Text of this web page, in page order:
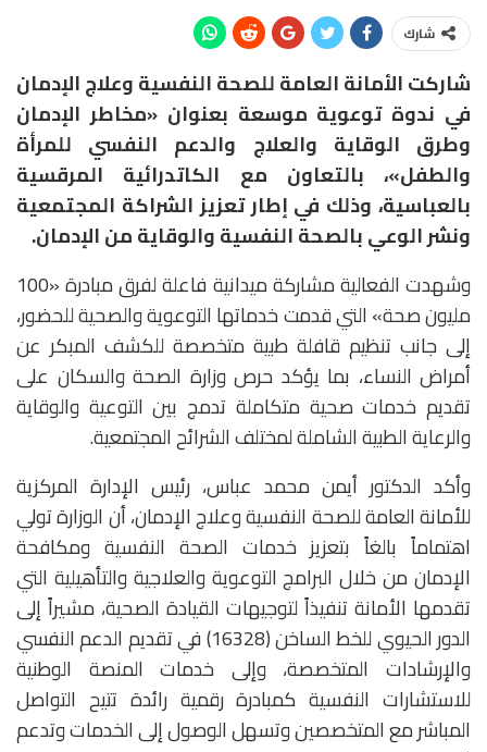
شارك
شاركت الأمانة العامة للصحة النفسية وعلاج الإدمان
في ندوة توعوية موسعة بعنوان «مخاطر الإدمان
وطرق الوقاية والعلاج والدعم النفسي للمرأة
والطفل»، بالتعاون مع الكاتدرائية المرقسية
بالعباسية، وذلك في إطار تعزيز الشراكة المجتمعية
ونشر الوعي بالصحة النفسية والوقاية من الإدمان.
وشهدت الفعالية مشاركة ميدانية فاعلة لفرق مبادرة «100
مليون صحة» التي قدمت خدماتها التوعوية والصحية للحضور،
إلى جانب تنظيم قافلة طبية متخصصة للكشف المبكر عن
أمراض النساء، بما يؤكد حرص وزارة الصحة والسكان على
تقديم خدمات صحية متكاملة تدمج بين التوعية والوقاية
والرعاية الطبية الشاملة لمختلف الشرائح المجتمعية.
وأكد الدكتور أيمن محمد عباس، رئيس الإدارة المركزية
للأمانة العامة للصحة النفسية وعلاج الإدمان، أن الوزارة تولي
اهتماماً بالغاً بتعزيز خدمات الصحة النفسية ومكافحة
الإدمان من خلال البرامج التوعوية والعلاجية والتأهيلية التي
تقدمها الأمانة تنفيذاً لتوجيهات القيادة الصحية، مشيراً إلى
الدور الحيوي للخط الساخن (16328) في تقديم الدعم النفسي
والإرشادات المتخصصة، وإلى خدمات المنصة الوطنية
للاستشارات النفسية كمبادرة رقمية رائدة تتيح التواصل
المباشر مع المتخصصين وتسهل الوصول إلى الخدمات وتدعم